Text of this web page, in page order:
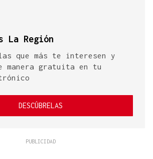
La Región
que más te interesen y
manera gratuita en tu
DESCÚBRELAS